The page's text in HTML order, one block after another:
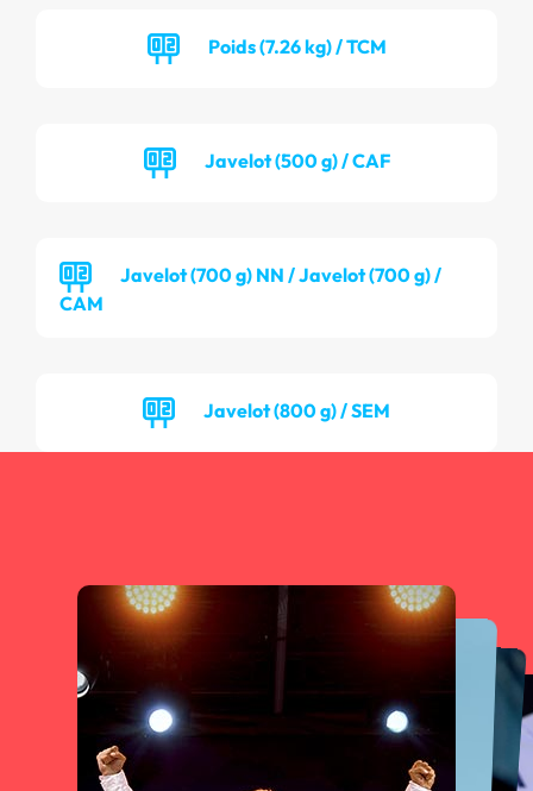
Poids (7.26 kg) / TCM
Javelot (500 g) / CAF
Javelot (700 g) NN / Javelot (700 g) /
CAM
Javelot (800 g) / SEM